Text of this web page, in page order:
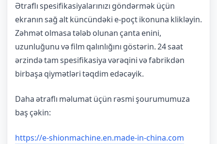
Ətraflı spesifikasiyalarınızı göndərmək üçün
ekranın sağ alt küncündəki e-poçt ikonuna klikləyin.
Zəhmət olmasa tələb olunan çanta enini,
uzunluğunu və film qalınlığını göstərin. 24 saat
ərzində tam spesifikasiya vərəqini və fabrikdən
birbaşa qiymətləri təqdim edəcəyik.
Daha ətraflı məlumat üçün rəsmi şourumumuza
baş çəkin:
https://e-shionmachine.en.made-in-china.com